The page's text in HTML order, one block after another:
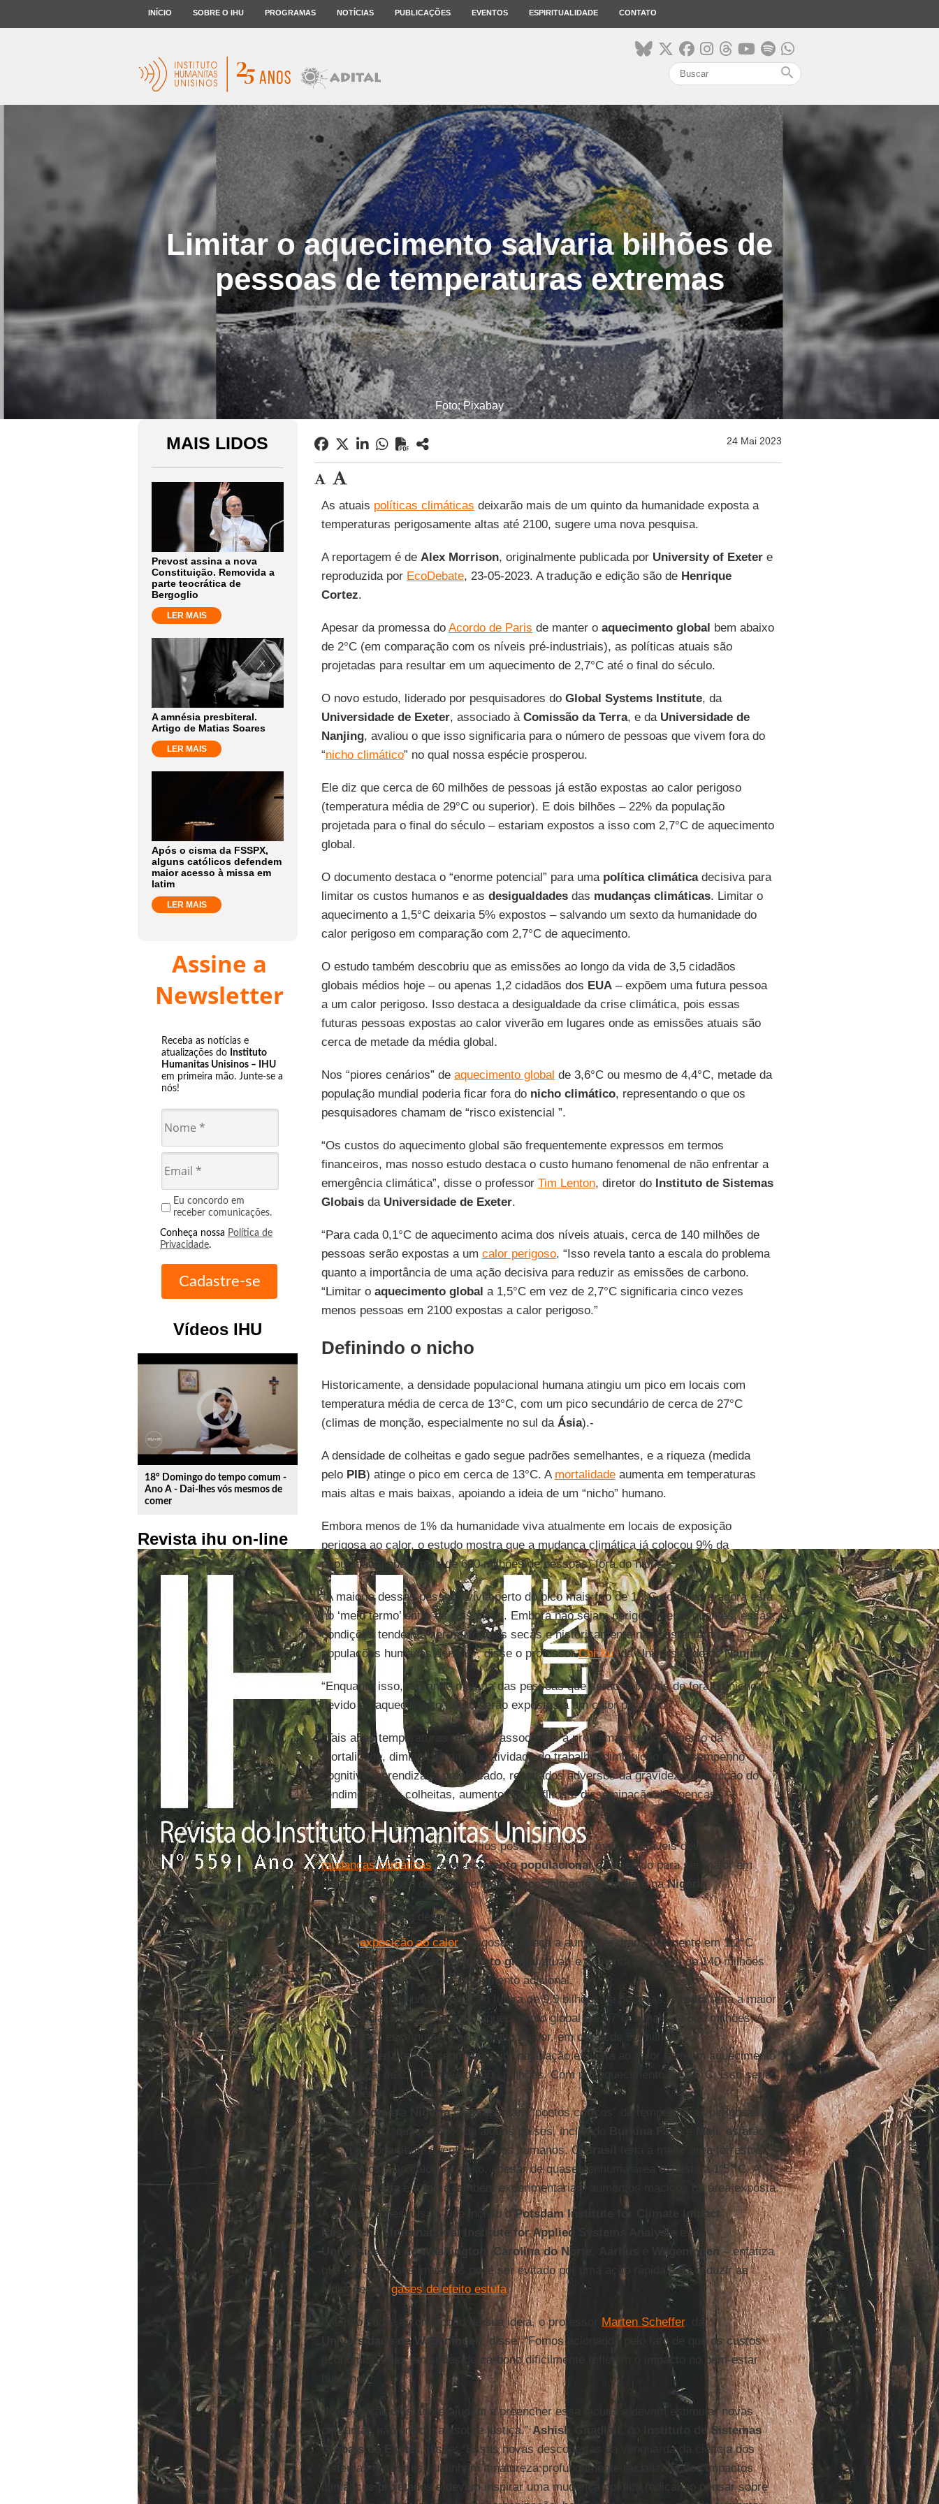
INÍCIO SOBRE O IHU PROGRAMAS NOTÍCIAS PUBLICAÇÕES EVENTOS ESPIRITUALIDADE CONTATO
search
Limitar o aquecimento salvaria bilhões de
pessoas de temperaturas extremas
Foto: Pixabay
MAIS LIDOS
Prevost assina a nova
Constituição. Removida a
parte teocrática de
Bergoglio
LER MAIS
A amnésia presbiteral.
Artigo de Matias Soares
LER MAIS
Após o cisma da FSSPX,
alguns católicos defendem
maior acesso à missa em
latim
LER MAIS
Assine a
Newsletter
Receba as notícias e
atualizações do Instituto
Humanitas Unisinos – IHU
em primeira mão. Junte-se a
nós!
Eu concordo em
receber comunicações.
Conheça nossa Política de
Privacidade.
Vídeos IHU
play_circle_outline
18º Domingo do tempo comum -
Ano A - Dai-lhes vós mesmos de
comer
Revista ihu on-line
24 Mai 2023
As atuais políticas climáticas deixarão mais de um quinto da humanidade exposta a
temperaturas perigosamente altas até 2100, sugere uma nova pesquisa.
A reportagem é de Alex Morrison, originalmente publicada por University of Exetere
reproduzida por EcoDebate, 23-05-2023. A tradução e edição são de Henrique
Cortez.
Apesar da promessa do Acordo de Paris de manter o aquecimento global bem abaixo
de 2°C (em comparação com os níveis pré-industriais), as políticas atuais são
projetadas para resultar em um aquecimento de 2,7°C até o final do século.
O novo estudo, liderado por pesquisadores do Global Systems Institute, da
Universidade de Exeter, associado à Comissão da Terra, e da Universidade de
Nanjing, avaliou o que isso significaria para o número de pessoas que vivem fora do
“nicho climático” no qual nossa espécie prosperou.
Ele diz que cerca de 60 milhões de pessoas já estão expostas ao calor perigoso
(temperatura média de 29°C ou superior). E dois bilhões – 22% da população
projetada para o final do século – estariam expostos a isso com 2,7°C de aquecimento
global.
O documento destaca o “enorme potencial” para uma política climáticadecisiva para
limitar os custos humanos e as desigualdadesdas mudanças climáticas. Limitar o
aquecimento a 1,5°C deixaria 5% expostos – salvando um sexto da humanidade do
calor perigoso em comparação com 2,7°C de aquecimento.
O estudo também descobriu que as emissões ao longo da vida de 3,5 cidadãos
globais médios hoje – ou apenas 1,2 cidadãos dos EUA– expõem uma futura pessoa
a um calor perigoso. Isso destaca a desigualdade da crise climática, pois essas
futuras pessoas expostas ao calor viverão em lugares onde as emissões atuais são
cerca de metade da média global.
Nos “piores cenários” de aquecimento global de 3,6°C ou mesmo de 4,4°C, metade da
população mundial poderia ficar fora do nicho climático, representando o que os
pesquisadores chamam de “risco existencial ”.
“Os custos do aquecimento global são frequentemente expressos em termos
financeiros, mas nosso estudo destaca o custo humano fenomenal de não enfrentar a
emergência climática”, disse o professor Tim Lenton, diretor do Instituto de Sistemas
Globaisda Universidade de Exeter.
“Para cada 0,1°C de aquecimento acima dos níveis atuais, cerca de 140 milhões de
pessoas serão expostas a um calor perigoso. “Isso revela tanto a escala do problema
quanto a importância de uma ação decisiva para reduzir as emissões de carbono.
“Limitar o aquecimento global a 1,5°C em vez de 2,7°C significaria cinco vezes
menos pessoas em 2100 expostas a calor perigoso.”
Definindo o nicho
Historicamente, a densidade populacional humana atingiu um pico em locais com
temperatura média de cerca de 13°C, com um pico secundário de cerca de 27°C
(climas de monção, especialmente no sul da Ásia).-
A densidade de colheitas e gado segue padrões semelhantes, e a riqueza (medida
pelo PIB) atinge o pico em cerca de 13°C. A mortalidadeaumenta em temperaturas
mais altas e mais baixas, apoiando a ideia de um “nicho” humano.
Embora menos de 1% da humanidade viva atualmente em locais de exposição
perigosa ao calor, o estudo mostra que a mudança climática já colocou 9% da
população global (mais de 600 milhões de pessoas) fora do nicho.
“A maioria dessas pessoas vivia perto do pico mais frio de 13°C do nicho e agora está
no ‘meio termo’ entre os dois picos. Embora não sejam perigosamente quentes, essas
condições tendem a ser muito mais secas e historicamente não sustentam
populações humanas densas”, disse o professorChi Xu, da Universidade deNanjing.
“Enquanto isso, a grande maioria das pessoas que serão deixadas de fora do nicho
devido ao aquecimento futuro serão expostas a um calor perigoso.
“Tais altas temperaturas têm sido associadas a problemas como aumento da
mortalidade, diminuição da produtividade do trabalho, diminuição do desempenho
cognitivo, aprendizado prejudicado, resultados adversos da gravidez, diminuição do
rendimento das colheitas, aumento de conflitos e disseminação de doenças
infecciosas”.
Embora alguns lugares mais frios possam se tornar mais habitáveis ​​devido às
mudanças climáticas, ocrescimento populacionalé projetado para ser maior em
lugares com risco de calor perigoso, especialmente naÍndiae naNigéria.
O estudo também descobriu:
Aexposição ao calorperigoso começa a aumentar dramaticamente em 1,2°C
(logo acima do
aquecimento globalatual) e aumenta em cerca de 140 milhões
para cada 0,1°C de aquecimento adicional.
Assumindo uma população futura de 9,5 bilhões de pessoas, a
Índiateria a maior
população exposta a um aquecimento global de 2,7°C – mais de 600 milhões. A
1,5°C, esse número seria muito menor, em cerca de 90 milhões.
A Nigéria teria a segunda maior população exposta ao calor com um aquecimento
global de 2,7°C, mais de 300 milhões. Com um aquecimento de 1,5°C, isso seria
inferior a 40 milhões.
A
Índia e a Nigériajá apresentam “pontos críticos” de temperaturas perigosas.
A 2,7°C, quase 100% de alguns países, incluindo
Burkina Fasoe Mali
, estarão
perigosamente quentes para os humanos. OBrasil
teria a maior área terrestre
exposta ao calor perigoso, apesar de quase nenhuma área exposta a 1,5 °C. A
Austrália
e aÍndia também experimentariam aumentos maciços na área exposta.
A equipe de pesquisa – que incluiu o Potsdam Institute for Climate Impact
Research, o International Institute for Applied Systems Analysis
e as
Universidades de Washington
,Carolina do Norte Wageningen – enfatiza
que o pior desses impactos pode ser evitado por uma ação rápida para reduzir as
emissões degases de efeito estufa.
Falando sobre a concepção de sua ideia, o professor Marten Scheffer, da
Universidade de Wageningen
, disse: “Fomos acionados pelo fato de que os custos
econômicos das emissões de carbono dificilmente refletem o impacto no bem-estar
humano.
“Nossos cálculos agora ajudam a preencher essa lacuna e devem estimular novas
perguntas não ortodoxas sobre justiça.”Ashish Ghadiali
Instituto de Sistemas
Globais de Exeter, disse: “Essas novas descobertas da vanguarda da ciência dos
sistemas terrestres sublinham a natureza profundamente racializada dos impactos
climáticos projetados e devem inspirar uma mudança política radical ao pensar sobre